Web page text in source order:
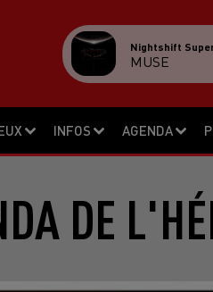
INFOS AGENDA
Nightshift
MUSE
DE